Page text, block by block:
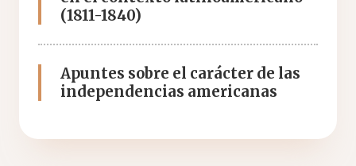
(1811-1840)
Apuntes sobre el carácter de las
independencias americanas